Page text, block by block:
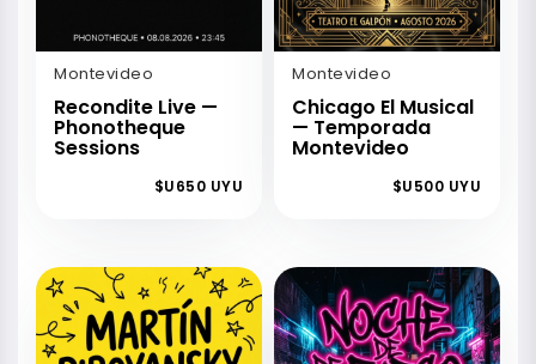
Montevideo
Recondite Live —
Phonotheque
Sessions
$U650 UYU
Montevideo
Chicago El Musical
— Temporada
Montevideo
$U500 UYU